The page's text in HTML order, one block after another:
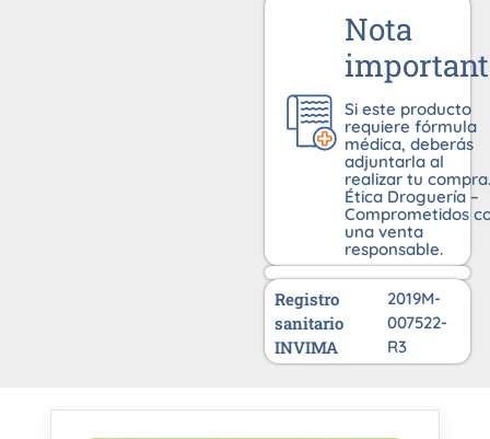
Nota
Si este producto
requiere fórmula
médica, deberás
adjuntarla al
realizar tu compra.
Ética Droguería –
Comprometidos
una venta
responsable.
Registro
sanitario
INVIMA
2019M-
007522-
R3